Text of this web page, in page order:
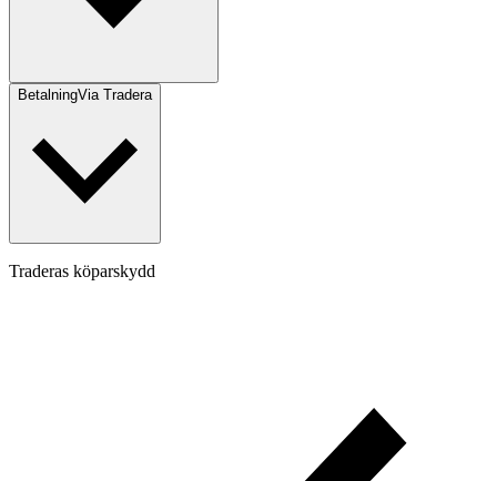
BetalningVia Tradera
Traderas köparskydd